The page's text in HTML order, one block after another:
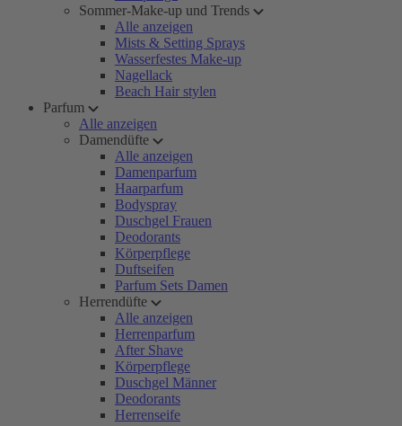
Sommer-Make-up und Trends
Alle anzeigen
Mists & Setting Sprays
Wasserfestes Make-up
Nagellack
Beach Hair stylen
Parfum
Alle anzeigen
Damendüfte
Alle anzeigen
Damenparfum
Haarparfum
Bodyspray
Duschgel Frauen
Deodorants
Körperpflege
Duftseifen
Parfum Sets Damen
Herrendüfte
Alle anzeigen
Herrenparfum
After Shave
Körperpflege
Duschgel Männer
Deodorants
Herrenseife